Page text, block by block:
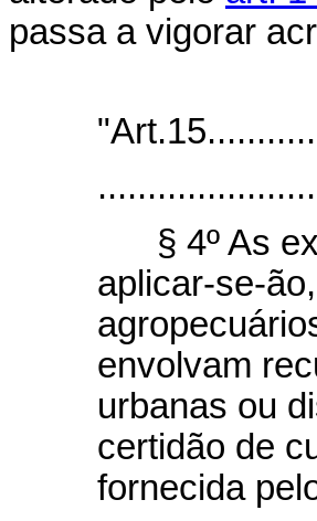
passa a vigorar
§ 4º As
aplicar-se-
envolvam
urbanas ou
certidão de
fornecida